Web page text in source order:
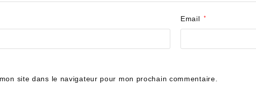
Email *
site dans le navigateur pour mon prochain commentaire.